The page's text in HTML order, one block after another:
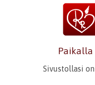
Sivustollasi